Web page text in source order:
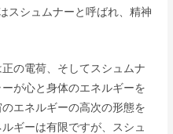
スシュムナーと呼ばれ、精神
の電荷、そしてスシュムナ
が心と身体のエネルギーを
エネルギーの高次の形態を
ギーは有限ですが、スシュ